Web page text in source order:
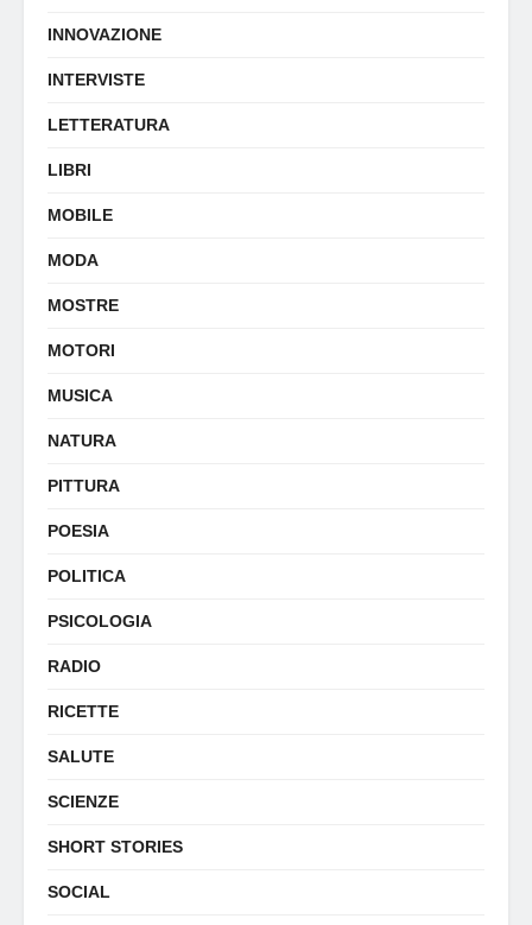
INNOVAZIONE
INTERVISTE
LETTERATURA
LIBRI
MOBILE
MODA
MOSTRE
MOTORI
MUSICA
NATURA
PITTURA
POESIA
POLITICA
PSICOLOGIA
RADIO
RICETTE
SALUTE
SCIENZE
SHORT STORIES
SOCIAL